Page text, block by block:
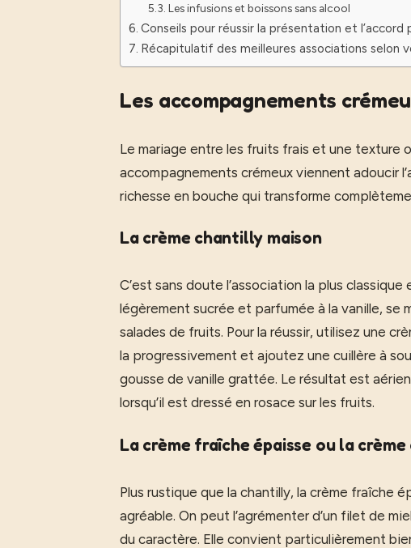
Les infusions et boissons sans alcool
Conseils pour réussir la présentation et l’accord
Récapitulatif des meilleures associations selon
Les accompagnements
Le mariage entre les fruits frais et une texture
accompagnements crémeux viennent adoucir
richesse en bouche qui transforme
La crème chantilly maison
C’est sans doute l’association la plus
légèrement sucrée et parfumée à la vanille, se
salades de fruits. Pour la réussir, utilisez une
la progressivement et ajoutez une cuillère à
gousse de vanille grattée. Le résultat est
lorsqu’il est dressé en rosace sur les fruits.
La crème fraîche épaisse ou la
Plus rustique que la chantilly, la crème fraîche
agréable. On peut l’agrémenter d’un filet de
du caractère. Elle convient particulièrement